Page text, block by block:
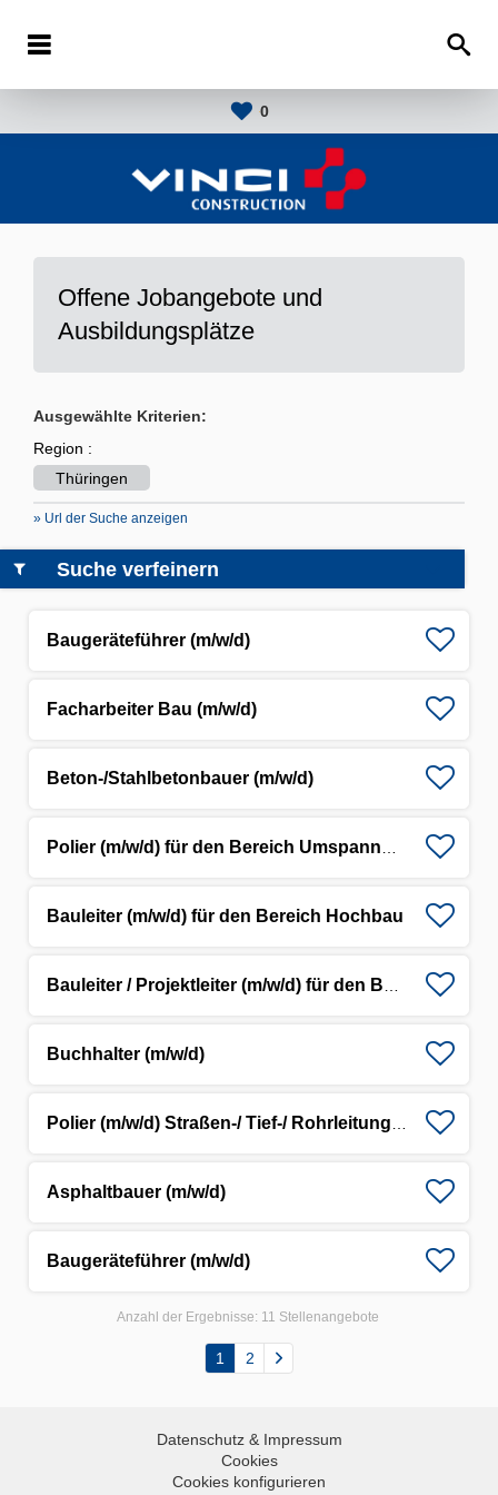
0
Offene Jobangebote und
Ausbildungsplätze
Ausgewählte Kriterien:
Region :
Thüringen
» Url der Suche anzeigen
Baugeräteführer (m/w/d)
Facharbeiter Bau (m/w/d)
Beton-/Stahlbetonbauer (m/w/d)
Bauleiter (m/w/d) für den Bereich Hochbau
Buchhalter (m/w/d)
Asphaltbauer (m/w/d)
Baugeräteführer (m/w/d)
Suche verfeinern
Anzahl der Ergebnisse: 11 Stellenangebote
1 2
Datenschutz & Impressum
Cookies
Cookies konfigurieren